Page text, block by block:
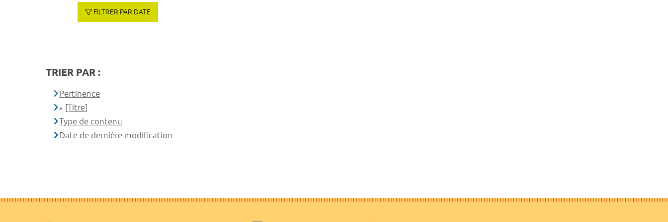
FILTRER PAR DATE
TRIER PAR :
Pertinence
[Titre]
Type de contenu
Date de dernière modification